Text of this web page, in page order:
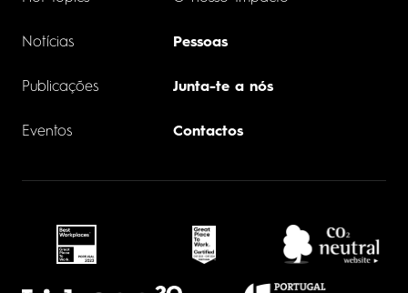
Notícias
Publicações
Eventos
Pessoas
Junta-te a nós
Contactos